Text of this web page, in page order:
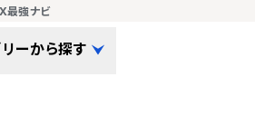
最強ナビ
ーから探す